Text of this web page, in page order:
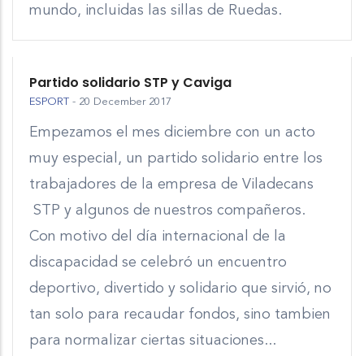
mundo, incluidas las sillas de Ruedas.
Partido solidario STP y Caviga
ESPORT - 20 December 2017
Empezamos el mes diciembre con un acto
muy especial, un partido solidario entre los
trabajadores de la empresa de Viladecans
STP y algunos de nuestros compañeros.
Con motivo del día internacional de la
discapacidad se celebró un encuentro
deportivo, divertido y solidario que sirvió, no
tan solo para recaudar fondos, sino tambien
para normalizar ciertas situaciones...